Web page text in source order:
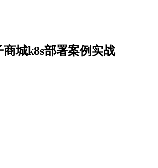
城k8s部署案例实战